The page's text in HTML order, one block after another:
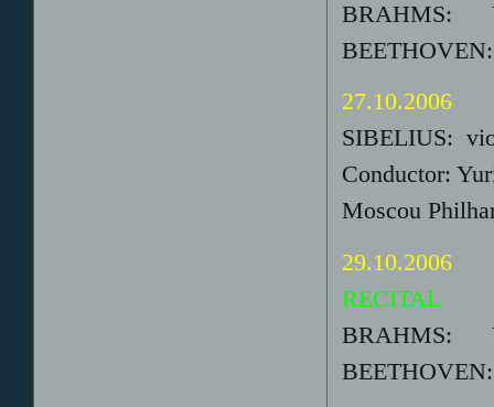
BRAHMS:
27.10.2006
SIBELIUS:
Conductor:
Moscou
29.10.2006
RECITAL
BRAHMS: